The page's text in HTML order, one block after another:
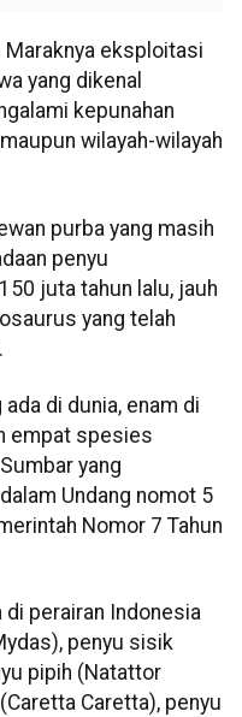
eksploitasi
yang dikenal
kepunahan
wilayah-wilayah
purba yang masih
penyu
juta tahun lalu, jauh
yang telah
di dunia, enam di
empat spesies
yang
Undang nomot 5
Nomor 7 Tahun
di perairan Indonesia
penyu sisik
pipih (Natattor
Caretta), penyu